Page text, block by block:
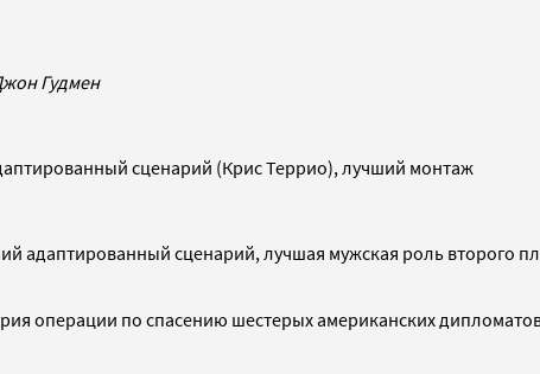
Гудмен
сценарий (Крис Террио), лучший монтаж
адаптированный сценарий, лучшая мужская роль второго
операции по спасению шестерых американских